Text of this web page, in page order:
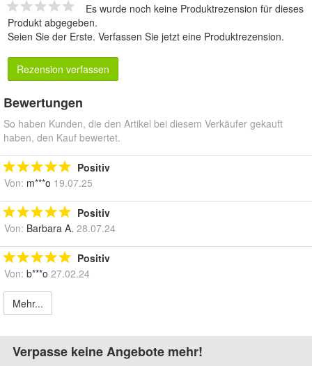
Es wurde noch keine Produktrezension für dieses
Produkt abgegeben.
Seien Sie der Erste. Verfassen Sie jetzt eine Produktrezension.
Rezension verfassen
Bewertungen
So haben Kunden, die den Artikel bei diesem Verkäufer gekauft
haben, den Kauf bewertet.
Positiv
Von: m***o 19.07.25
Positiv
Von: Barbara A. 28.07.24
Positiv
Von: b***o 27.02.24
Mehr...
Verpasse keine Angebote mehr!